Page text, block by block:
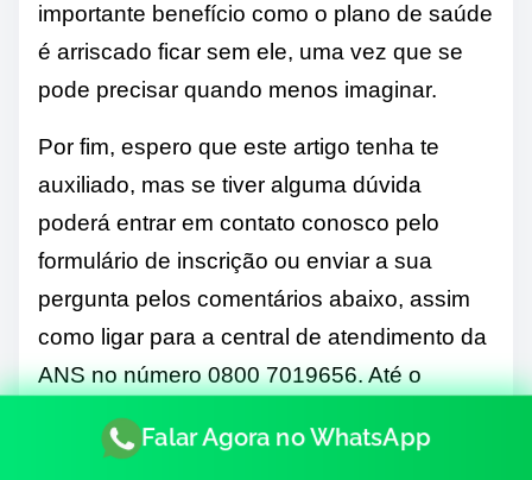
importante benefício como o plano de saúde
é arriscado ficar sem ele, uma vez que se
pode precisar quando menos imaginar.
Por fim, espero que este artigo tenha te
auxiliado, mas se tiver alguma dúvida
poderá entrar em contato conosco pelo
formulário de inscrição ou enviar a sua
pergunta pelos comentários abaixo, assim
como ligar para a central de atendimento da
ANS no número 0800 7019656. Até o
próximo artigo do blog.
Falar Agora no WhatsApp